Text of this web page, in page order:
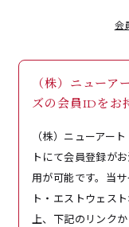
会
（株）ニュー
ズの会員IDをお
（株）ニューアー
トにて会員登録が
用が可能です。当
ト・エストウェス
上、下記のリンク